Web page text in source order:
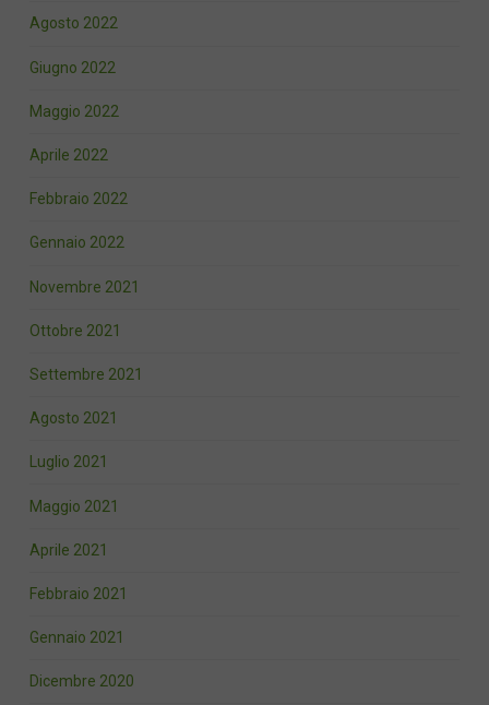
Agosto 2022
Giugno 2022
Maggio 2022
Aprile 2022
Febbraio 2022
Gennaio 2022
Novembre 2021
Ottobre 2021
Settembre 2021
Agosto 2021
Luglio 2021
Maggio 2021
Aprile 2021
Febbraio 2021
Gennaio 2021
Dicembre 2020